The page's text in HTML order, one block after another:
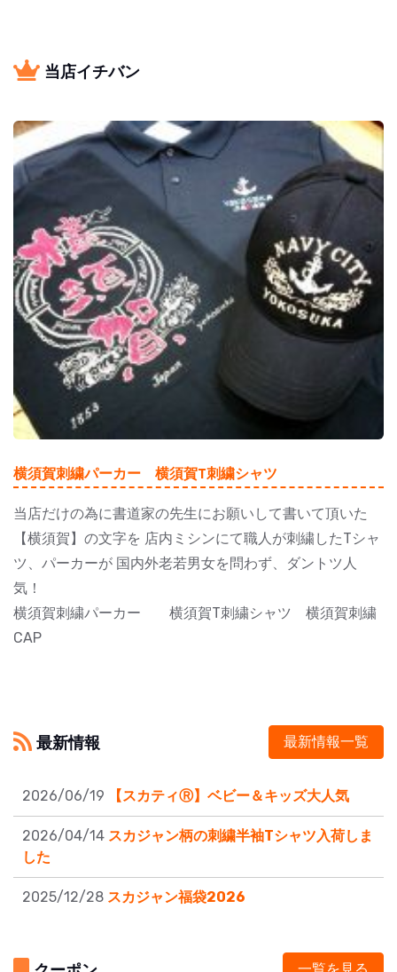
当店イチバン
横須賀刺繍パーカー 横須賀T刺繍シャツ
当店だけの為に書道家の先生にお願いして書いて頂いた
【横須賀】の文字を 店内ミシンにて職人が刺繍したTシャ
ツ、パーカーが 国内外老若男女を問わず、ダントツ人
気！
横須賀刺繍パーカー 横須賀T刺繍シャツ 横須賀刺繍
CAP
最新情報 最新情報一覧
2026/06/19 【スカティⓇ】ベビー＆キッズ大人気
2026/04/14 スカジャン柄の刺繍半袖Tシャツ入荷しま
した
2025/12/28 スカジャン福袋2026